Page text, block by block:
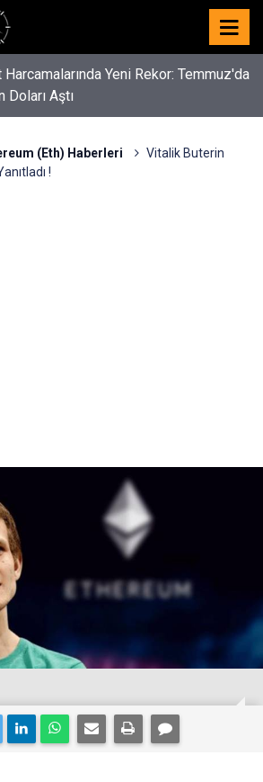
Yeni Rekor: Temmuz'da
Aştı
(Eth) Haberleri
Vitalik Buterin
!